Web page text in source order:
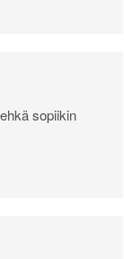
sopiikin